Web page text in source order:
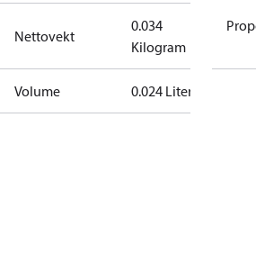
Nettovekt
0.034
Kilogram
Volume 0.024 Liter